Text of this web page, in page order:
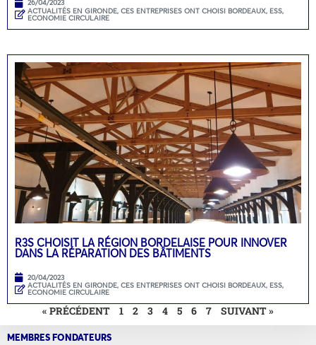
26/04/2023
ACTUALITÉS EN GIRONDE, CES ENTREPRISES ONT CHOISI BORDEAUX, ESS,
ECONOMIE CIRCULAIRE
R3S CHOISIT LA RÉGION BORDELAISE POUR INNOVER
DANS LA RÉPARATION DES BÂTIMENTS
20/04/2023
ACTUALITÉS EN GIRONDE, CES ENTREPRISES ONT CHOISI BORDEAUX, ESS,
ECONOMIE CIRCULAIRE
« PRÉCÉDENT 1 2 3 4 5 6 7 SUIVANT »
MEMBRES FONDATEURS